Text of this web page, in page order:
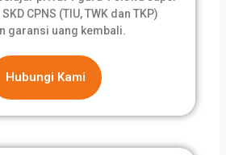
CPNS (TIU, TWK dan TKP)
garansi uang kembali.
Hubungi Kami